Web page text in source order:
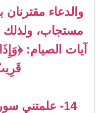
والدعاء مقترنان
مستجاب، ولذلك
آيات الصيام:
14- علمتني